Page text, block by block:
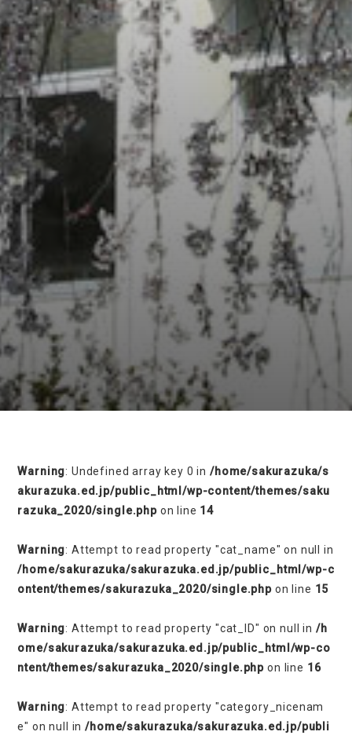
/home/sakurazuka/sakurazuka.ed.jp/public_html/wp-conten
t/themes/sakurazuka_2020/header.php
on line230
Warning: Undefined array key 0 in /home/sakurazuka/s
akurazuka.ed.jp/public_html/wp-content/themes/saku
razuka_2020/single.phpon line 14
Warning: Attempt to read property "cat_name" on null in
/home/sakurazuka/sakurazuka.ed.jp/public_html/wp-c
ontent/themes/sakurazuka_2020/single.php on line 15
Warning: Attempt to read property "cat_ID" on null in /h
ome/sakurazuka/sakurazuka.ed.jp/public_html/wp-co
ntent/themes/sakurazuka_2020/single.php on line 16
Warning: Attempt to read property "category_nicenam
e" on null in/home/sakurazuka/sakurazuka.ed.jp/publi